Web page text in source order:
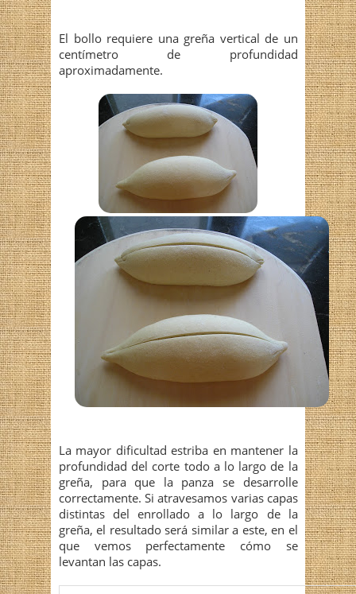
El bollo requiere una greña vertical de un
centímetro de profundidad
aproximadamente.
La mayor dificultad estriba en mantener la
profundidad del corte todo a lo largo de la
greña, para que la panza se desarrolle
correctamente. Si atravesamos varias capas
distintas del enrollado a lo largo de la
greña, el resultado será similar a este, en el
que vemos perfectamente cómo se
levantan las capas.